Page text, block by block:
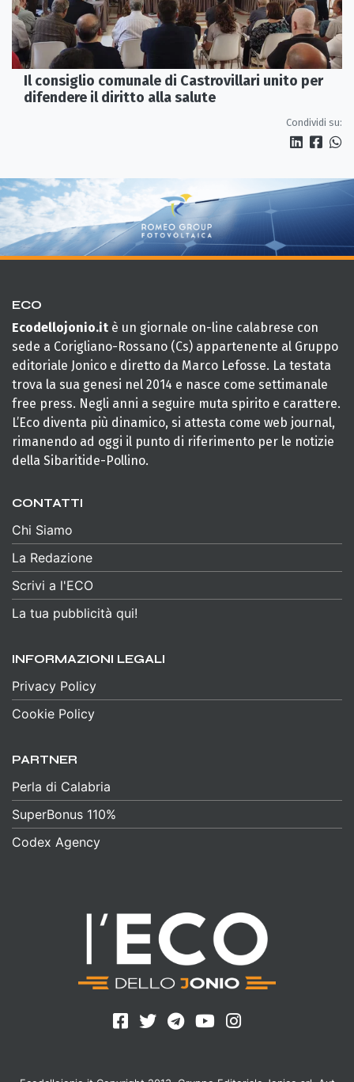
Il consiglio comunale di Castrovillari unito per
difendere il diritto alla salute
Condividi su:
ECO
Ecodellojonio.it è un giornale on-line calabrese con
sede a Corigliano-Rossano (Cs) appartenente al Gruppo
editoriale Jonico e diretto da Marco Lefosse. La testata
trova la sua genesi nel 2014 e nasce come settimanale
free press. Negli anni a seguire muta spirito e carattere.
L’Eco diventa più dinamico, si attesta come web journal,
rimanendo ad oggi il punto di riferimento per le notizie
della Sibaritide-Pollino.
CONTATTI
Chi Siamo
La Redazione
Scrivi a l'ECO
La tua pubblicità qui!
INFORMAZIONI LEGALI
Privacy Policy
Cookie Policy
PARTNER
Perla di Calabria
SuperBonus 110%
Codex Agency